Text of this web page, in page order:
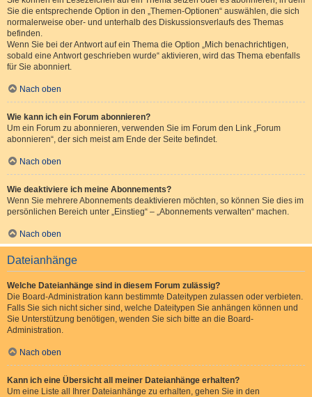
Sie die entsprechende Option in den „Themen-Optionen“ auswählen, die sich
normalerweise ober- und unterhalb des Diskussionsverlaufs des Themas
befinden.
Wenn Sie bei der Antwort auf ein Thema die Option „Mich benachrichtigen,
sobald eine Antwort geschrieben wurde“ aktivieren, wird das Thema ebenfalls
für Sie abonniert.
Nach oben
Wie kann ich ein Forum abonnieren?
Um ein Forum zu abonnieren, verwenden Sie im Forum den Link „Forum
abonnieren“, der sich meist am Ende der Seite befindet.
Nach oben
Wie deaktiviere ich meine Abonnements?
Wenn Sie mehrere Abonnements deaktivieren möchten, so können Sie dies im
persönlichen Bereich unter „Einstieg“ – „Abonnements verwalten“ machen.
Nach oben
Dateianhänge
Welche Dateianhänge sind in diesem Forum zulässig?
Die Board-Administration kann bestimmte Dateitypen zulassen oder verbieten.
Falls Sie sich nicht sicher sind, welche Dateitypen Sie anhängen können und
Sie Unterstützung benötigen, wenden Sie sich bitte an die Board-
Administration.
Nach oben
Kann ich eine Übersicht all meiner Dateianhänge erhalten?
Um eine Liste all Ihrer Dateianhänge zu erhalten, gehen Sie in den